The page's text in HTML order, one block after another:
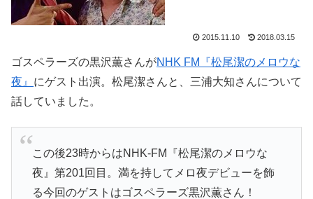
2015.11.10 2018.03.15
ゴスペラーズの黒沢薫さんがNHK FM『松尾潔のメロウな
夜』 にゲスト出演。松尾潔さんと、三浦大知さんについて
話していました。
この後23時からはNHK-FM『松尾潔のメロウな
夜』第201回目。満を持してメロ夜デビューを飾
る今回のゲストはゴスペラーズ黒沢薫さん！